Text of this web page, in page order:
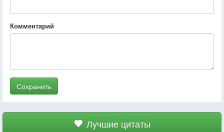
Комментарий
Сохранить
Лучшие цитаты